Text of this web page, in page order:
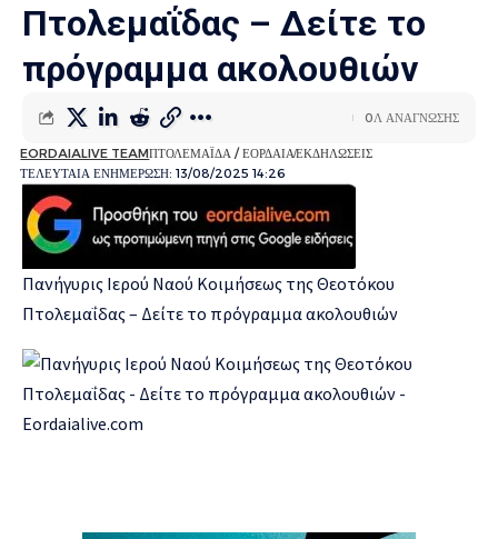
Πτολεμαΐδας – Δείτε το
πρόγραμμα ακολουθιών
ΤΕΛΕΥΤΑΊΑ ΕΝΗΜΈΡΩΣΗ: 13/08/2025 14:26
EORDAIALIVE TEAMΠΤΟΛΕΜΑΪ́ΔΑ / ΕΟΡΔΑΊΑΕΚΔΗΛΏΣΕΙΣ
0Λ ΑΝΆΓΝΩΣΗΣ
Πανήγυρις Ιερού Ναού Κοιμήσεως της Θεοτόκου
Πτολεμαΐδας – Δείτε το πρόγραμμα ακολουθιών